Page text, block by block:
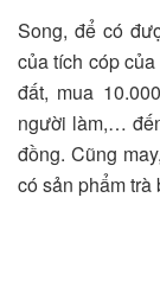
Song, để có
của tích cóp
đất, mua
người làm,…
đồng. Cũng
có sản phẩm trà